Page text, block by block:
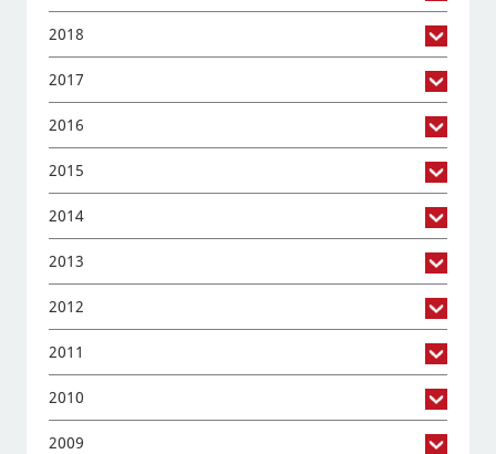
2018
2017
2016
2015
2014
2013
2012
2011
2010
2009